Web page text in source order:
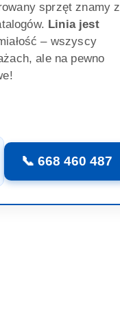
sprzęt znamy z
Linia jest
– wszyscy
ale na pewno
📞 668 460 487